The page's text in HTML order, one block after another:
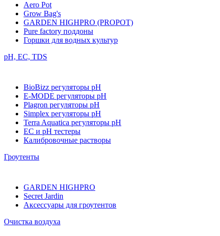
Aero Pot
Grow Bag's
GARDEN HIGHPRO (PROPOT)
Pure factory поддоны
Горшки для водных культур
pH, EC, TDS
BioBizz регуляторы pH
E-MODE регуляторы pH
Plagron регуляторы pH
Simplex регуляторы pH
Terra Aquatica регуляторы pH
EC и pH тестеры
Калибровочные растворы
Гроутенты
GARDEN HIGHPRO
Secret Jardin
Аксессуары для гроутентов
Очистка воздуха